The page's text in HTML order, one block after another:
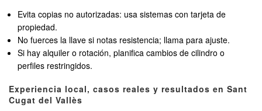
Evita copias no autorizadas: usa sistemas con tarjeta de
propiedad.
No fuerces la llave si notas resistencia; llama para ajuste.
Si hay alquiler o rotación, planifica cambios de cilindro o
perfiles restringidos.
Experiencia local, casos reales y resultados en Sant
Cugat del Vallès